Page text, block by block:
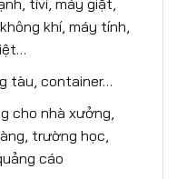
tivi, máy giặt,
khí, máy tính,
tàu, container…
cho nhà xưởng,
trường học,
cáo